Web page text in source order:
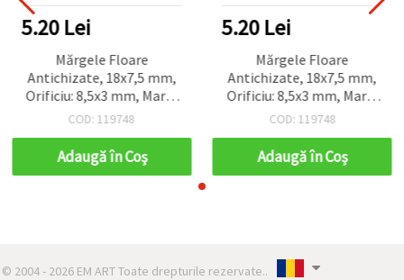
5.20 Lei
Mărgele Floare
Antichizate, 18x7,5 mm,
Orificiu: 8,5x3 mm, Maro,
50 g (~54 buc.)
COD: 119748
Adaugă în Coş
5.20 Lei
Mărgele Floare
Antichizate, 18x7,5 mm,
Orificiu: 8,5x3 mm, Maro,
50 g (~54 buc.)
COD: 119748
Adaugă în Coş
© 2004 - 2026 EM ART Toate drepturile rezervate..